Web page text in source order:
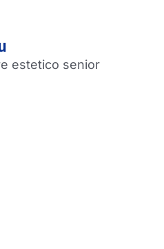
estetico senior